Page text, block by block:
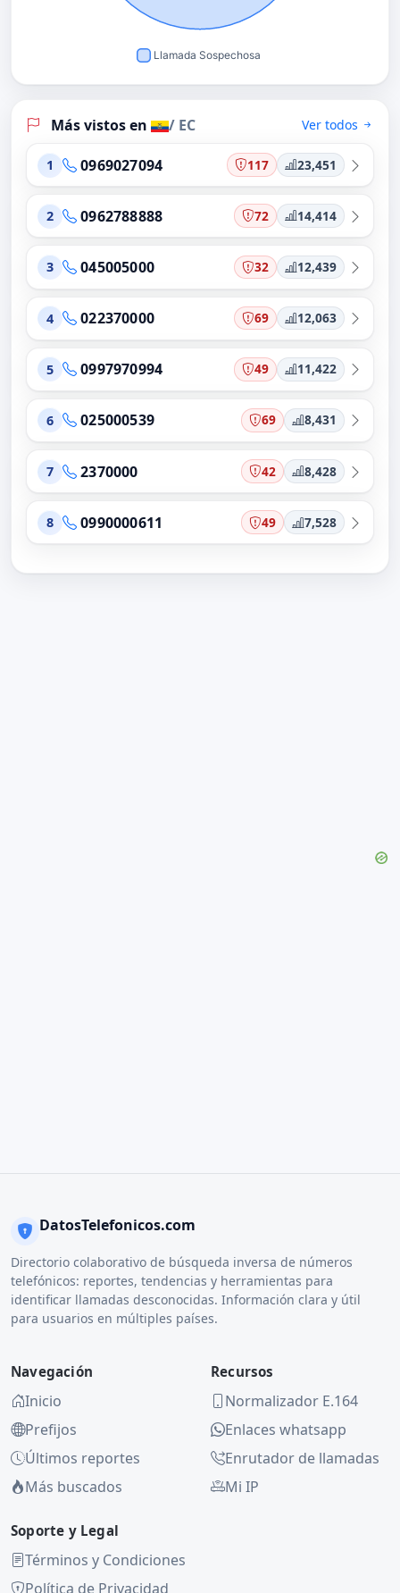
Más vistos en / EC Ver todos
1 0969027094 117 23,451
2 0962788888 72 14,414
3 045005000 32 12,439
4 022370000 69 12,063
5 0997970994 49 11,422
6 025000539 69 8,431
7 2370000 42 8,428
8 0990000611 49 7,528
DatosTelefonicos.com
Directorio colaborativo de búsqueda inversa de números
telefónicos: reportes, tendencias y herramientas para
identificar llamadas desconocidas. Información clara y útil
para usuarios en múltiples países.
Navegación
Inicio
Prefijos
Últimos reportes
Más buscados
Recursos
Normalizador E.164
Enlaces whatsapp
Enrutador de llamadas
Mi IP
Soporte y Legal
Términos y Condiciones
Política de Privacidad